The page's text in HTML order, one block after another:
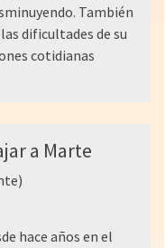
También
dificultades de su
cotidianas
a Marte
hace años en el